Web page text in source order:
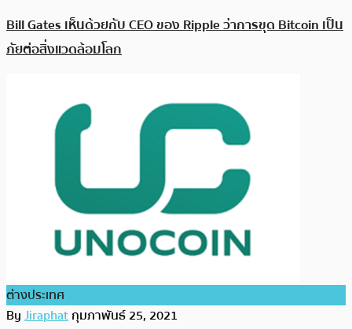
Bill Gates เห็นด้วยกับ CEO ของ Ripple ว่าการขุด Bitcoin เป็น
ภัยต่อสิ่งแวดล้อมโลก
ต่างประเทศ
ByJiraphatกุมภาพันธ์ 25, 2021